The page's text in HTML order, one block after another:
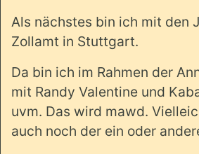
Als nächstes bin ich mit den
Zollamt in Stuttgart.
Da bin ich im Rahmen der
mit Randy Valentine und
uvm. Das wird mawd.
auch noch der ein oder